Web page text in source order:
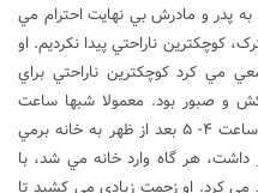
پدر و مادرش بي نهايت احترام مي
ناراحتي پيدا نکرديم. او
مي کرد کوچکترين ناراحتي براي
و صبور بود. معمولا شبها ساعت
دوازده از خانه بيرون مي رفت و روز بعد ساعت ۴- ۵ بعد از ظهر به خانه برمي
هر گاه وارد خانه مي شد، با
مي کرد. او زحمت زيادي مي کشيد تا